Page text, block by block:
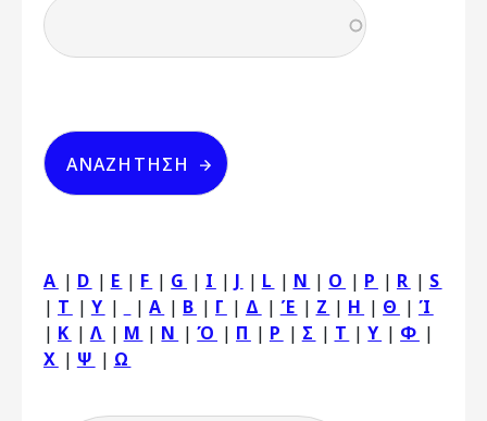
A | D | E | F | G | I | J | L | N | O | P | R | S
| T | Y | |Α | Β | Γ | Δ | Έ | Ζ | Η | Θ | Ί
| Κ | Λ | Μ | Ν |Ό | Π | Ρ | Σ | Τ |Υ | Φ |
Χ | Ψ | Ω